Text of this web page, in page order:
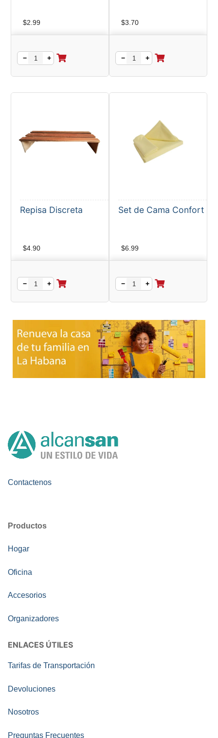
$2.99
− +
$3.70
− +
Repisa Discreta
$4.90
− +
Set de Cama Confort
$6.99
− +
Contactenos
Productos
Hogar
Oficina
Accesorios
Organizadores
ENLACES ÚTILES
Tarifas de Transportación
Devoluciones
Nosotros
Preguntas Frecuentes